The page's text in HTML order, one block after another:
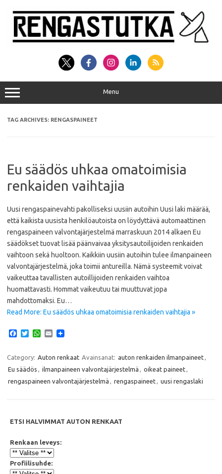
content
Menu
TAG ARCHIVES: RENGASPAINEET
Eu säädös uhkaa omatoimisia
renkaiden vaihtajia
Uusi rengaspainevahti pakolliseksi uusiin autoihin Uusi laki määrää,
että kaikista uusista henkilöautoista on löydyttävä automaattinen
rengaspaineen valvontajärjestelmä marraskuun 2014 alkaen Eu
säädökset tuovat lisää päänvaivaa yksitysautoilijoiden renkaiden
vaihtoon sekä huoltoon. Kaikkiin uusiin autoihin tulee ilmanpaineen
valvontajärjestelmä, joka toimii antureilla. Nämä systeemit voivat
vaikeuttaa tavallisten autoillijoiden renkaiden vaihtoa
huomattavasti. Hommat vaikeutuu tai muuttuvat jopa
mahdottomaksi. Eu…
Read More: Eu säädös uhkaa omatoimisia renkaiden vaihtajia »
e
b
o
o
T
t
t
e
r
W
t
s
A
p
E
i
Category: Auton renkaat Avainsanat: auton renkaiden ilmanpaineet
Eu säädös
ilmanpaineen valvontajärjestelmä oikeat paineet
rengaspaineen valvontajärjestelmä
rengaspaineet uusi rengaslaki
ETSI HALVIMMAT AUTON RENKAAT
Renkaan leveys:
Profiilisuhde: